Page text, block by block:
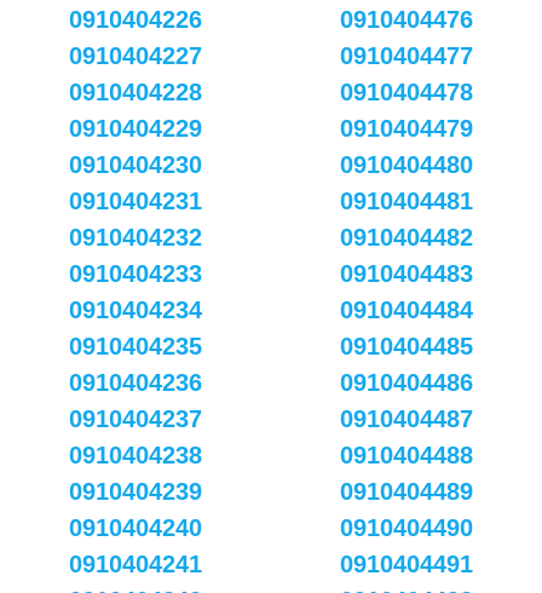
0910404226
0910404227
0910404228
0910404229
0910404230
0910404231
0910404232
0910404233
0910404234
0910404235
0910404236
0910404237
0910404238
0910404239
0910404240
0910404241
0910404476
0910404477
0910404478
0910404479
0910404480
0910404481
0910404482
0910404483
0910404484
0910404485
0910404486
0910404487
0910404488
0910404489
0910404490
0910404491